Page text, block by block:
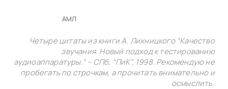
О САЙТЕ
КОНТАКТЫ
BACK TO PHOTO
АМЛ
Четыре цитаты из книги А. Лихницкого “Качество
звучания. Новый подход к тестированию
аудиоаппаратуры.” – СПб, “ПиК”, 1998. Рекомендую не
пробегать по строчкам, а прочитать внимательно и
осмыслить.